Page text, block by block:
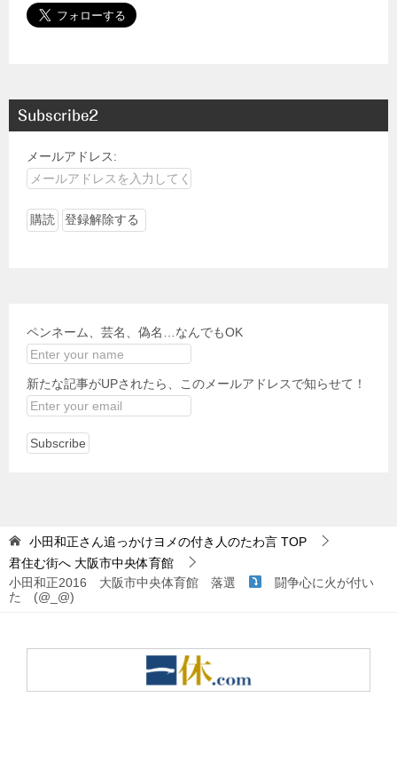
Subscribe2
メールアドレス:
ペンネーム、芸名、偽名…なんでもOK
新たな記事がUPされたら、このメールアドレスで知らせて！
小田和正さん追っかけヨメの付き人のたわ言 TOP
君住む街へ 大阪市中央体育館
小田和正2016 大阪市中央体育館 落選
闘争心に火が付い
た (@_@)